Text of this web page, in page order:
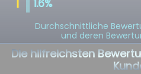
Durchschnittliche
und deren
Die hilfreichsten